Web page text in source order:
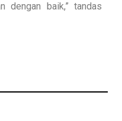
dengan baik,” tandas